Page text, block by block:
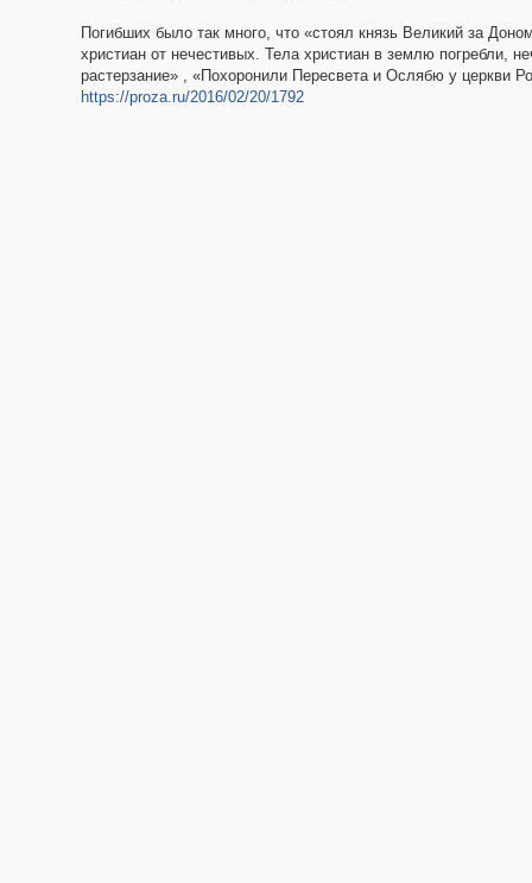
Погибших было так много, что «стоял князь Великий за
христиан от нечестивых. Тела христиан в землю погребли,
растерзание» , «Похоронили Пересвета и Ослябю у церкви
https://proza.ru/2016/02/20/1792